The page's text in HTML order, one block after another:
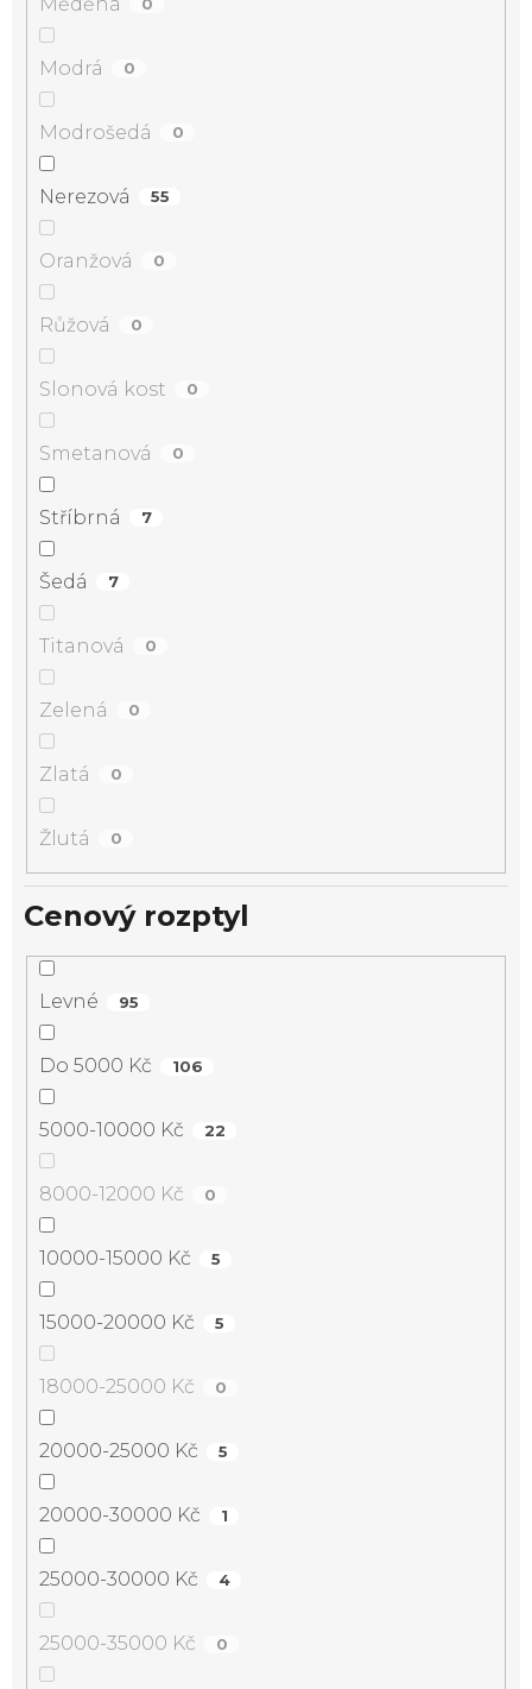
Modrá 0
Modrošedá 0
Nerezová 55
Oranžová 0
Růžová 0
Slonová kost 0
Smetanová 0
Stříbrná 7
Šedá 7
Titanová 0
Zelená 0
Zlatá 0
Žlutá 0
Cenový rozptyl
Levné 95
Do 5000 Kč 106
5000-10000 Kč 22
8000-12000 Kč 0
10000-15000 Kč 5
15000-20000 Kč 5
18000-25000 Kč 0
20000-25000 Kč 5
20000-30000 Kč 1
25000-30000 Kč 4
25000-35000 Kč 0